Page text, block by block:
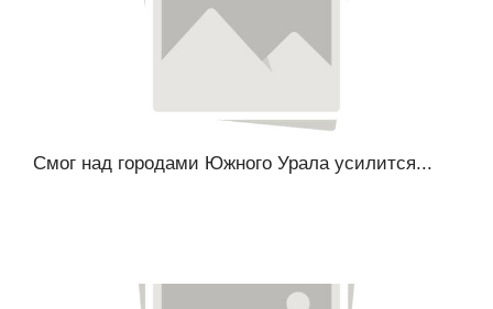
Смог над городами Южного Урала усилится...